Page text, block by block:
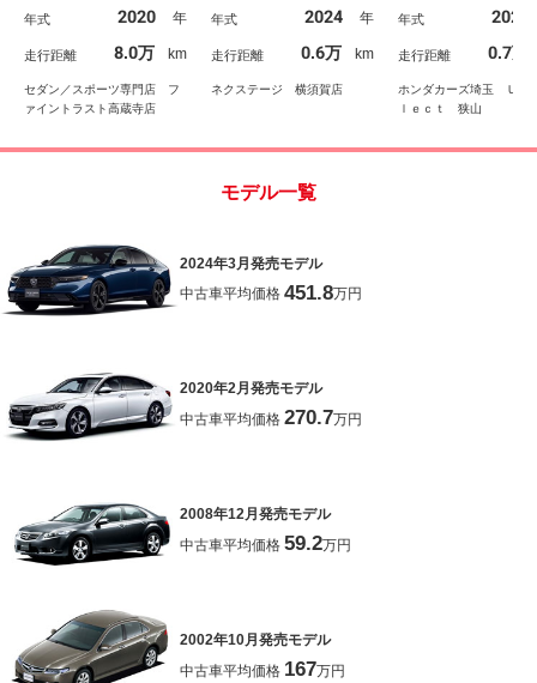
ル 衝突軽減ブレーキ
Ｂｌｕｅｔｏｏｔｈ シ
ートヒーター 禁煙車
年式 2020 年
走行距離 8.0万 km
セダン／スポーツ専門店 フ
ァイントラスト高蔵寺店
ーター メモリーシー
ト ドラレコ ＥＴＣ
２．０ ブラインドスポ
ットモニター
年式 2024 年
走行距離 0.6万 km
ネクステージ 横須賀店
ＥＴＣ／Ｒカメラ／
オーナー／ブライン
ポットモニター フ
グＴＶ
年式 2025
走行距離 0.7万
ホンダカーズ埼玉 Ｕ－
ｌｅｃｔ 狭山
モデル一覧
2024年3月発売モデル
中古車平均価格 451.8万円
2020年2月発売モデル
中古車平均価格 270.7万円
2008年12月発売モデル
中古車平均価格 59.2万円
2002年10月発売モデル
中古車平均価格 167万円